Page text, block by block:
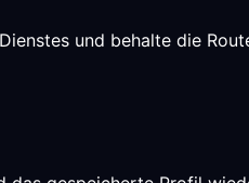
und behalte die